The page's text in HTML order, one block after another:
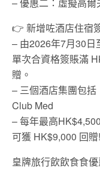
👉 新增咗酒店住宿
– 由2026年7月30日
單次合資格簽賬滿
贈。
– 三個酒店集團包
Club Med
– 每年最高
可獲 HK$9,000 回贈!
皇牌旅行飲飲食食